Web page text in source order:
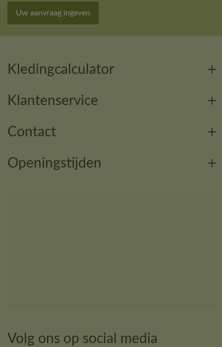
Uw aanvraag ingeven
Kledingcalculator
Klantenservice
Contact
Openingstijden
Volg ons op social media